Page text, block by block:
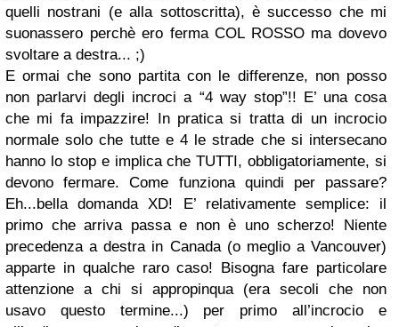
quelli nostrani (e alla sottoscritta), è successo che mi
suonassero perchè ero ferma COL ROSSO ma dovevo
svoltare a destra... ;)
E ormai che sono partita con le differenze, non posso
non parlarvi degli incroci a “4 way stop”!! E’ una cosa
che mi fa impazzire! In pratica si tratta di un incrocio
normale solo che tutte e 4 le strade che si intersecano
hanno lo stop e implica che TUTTI, obbligatoriamente, si
devono fermare. Come funziona quindi per passare?
Eh...bella domanda XD! E’ relativamente semplice: il
primo che arriva passa e non è uno scherzo! Niente
precedenza a destra in Canada (o meglio a Vancouver)
apparte in qualche raro caso! Bisogna fare particolare
attenzione a chi si appropinqua (era secoli che non
usavo questo termine...) per primo all’incrocio e